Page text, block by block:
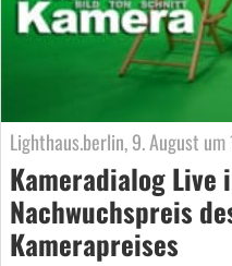
Lighthaus.berlin, 9. August
Kameradialog Live
Nachwuchspreis
Kamerapreises